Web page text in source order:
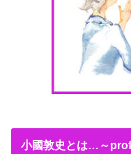
小國敦史とは…～